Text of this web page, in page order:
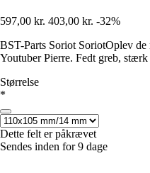
597,00 kr. 403,00 kr. -32%
BST-Parts Soriot SoriotOplev
Youtuber Pierre. Fedt greb,
Størrelse
*
Dette felt er påkrævet
Sendes inden for 9 dage